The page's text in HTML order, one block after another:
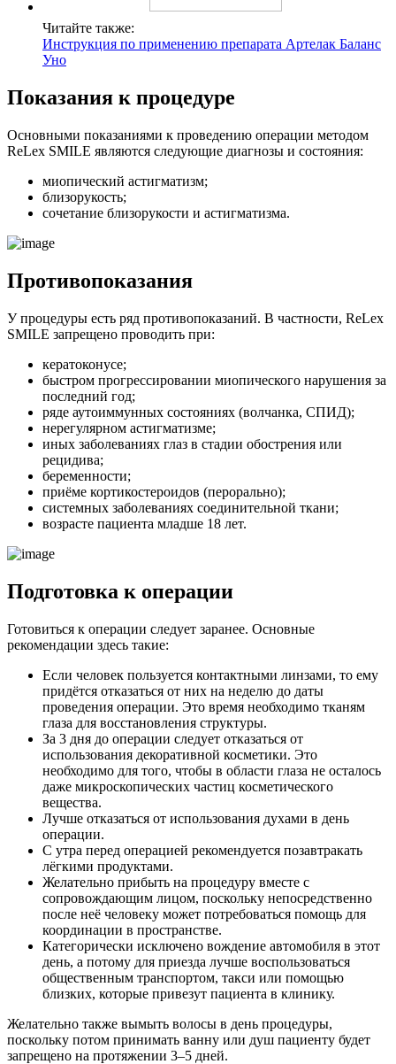
Читайте также:
Инструкция по применению препарата Артелак Баланс
Уно
Показания к процедуре
Основными показаниями к проведению операции методом
ReLex SMILE являются следующие диагнозы и состояния:
миопический астигматизм;
близорукость;
сочетание близорукости и астигматизма.
Противопоказания
У процедуры есть ряд противопоказаний. В частности, ReLex
SMILE запрещено проводить при:
кератоконусе;
быстром прогрессировании миопического нарушения за
последний год;
ряде аутоиммунных состояниях (волчанка, СПИД);
нерегулярном астигматизме;
иных заболеваниях глаз в стадии обострения или
рецидива;
беременности;
приёме кортикостероидов (перорально);
системных заболеваниях соединительной ткани;
возрасте пациента младше 18 лет.
Подготовка к операции
Готовиться к операции следует заранее. Основные
рекомендации здесь такие:
Если человек пользуется контактными линзами, то ему
придётся отказаться от них на неделю до даты
проведения операции. Это время необходимо тканям
глаза для восстановления структуры.
За 3 дня до операции следует отказаться от
использования декоративной косметики. Это
необходимо для того, чтобы в области глаза не осталось
даже микроскопических частиц косметического
вещества.
Лучше отказаться от использования духами в день
операции.
С утра перед операцией рекомендуется позавтракать
лёгкими продуктами.
Желательно прибыть на процедуру вместе с
сопровождающим лицом, поскольку непосредственно
после неё человеку может потребоваться помощь для
координации в пространстве.
Категорически исключено вождение автомобиля в этот
день, а потому для приезда лучше воспользоваться
общественным транспортом, такси или помощью
близких, которые привезут пациента в клинику.
Желательно также вымыть волосы в день процедуры,
поскольку потом принимать ванну или душ пациенту будет
запрещено на протяжении 3–5 дней.